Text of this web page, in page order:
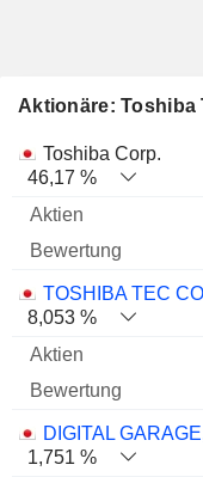
Aktionäre: Toshiba
Name Aktien %
Toshiba Corp.
46,17 %
TOSHIBA TEC
8,053 %
DIGITAL
1,751 %